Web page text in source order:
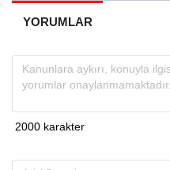
YORUMLAR